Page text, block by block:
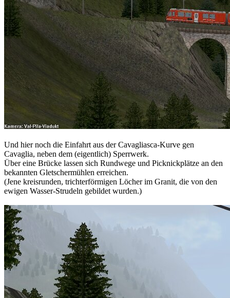
Und hier noch die Einfahrt aus der Cavagliasca-Kurve gen
Cavaglia, neben dem (eigentlich) Sperrwerk.
Über eine Brücke lassen sich Rundwege und Picknickplätze an den
bekannten Gletschermühlen erreichen.
(Jene kreisrunden, trichterförmigen Löcher im Granit, die von den
ewigen Wasser-Strudeln gebildet wurden.)